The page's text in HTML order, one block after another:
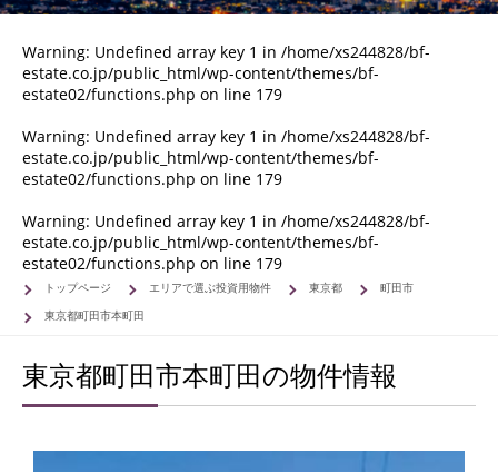
Warning: Undefined array key 1 in /home/xs244828/bf-
estate.co.jp/public_html/wp-content/themes/bf-
estate02/functions.php on line 179
Warning: Undefined array key 1 in /home/xs244828/bf-
estate.co.jp/public_html/wp-content/themes/bf-
estate02/functions.php on line 179
Warning: Undefined array key 1 in /home/xs244828/bf-
estate.co.jp/public_html/wp-content/themes/bf-
estate02/functions.php on line 179
トップページ エリアで選ぶ投資用物件 東京都
町田市
東京都町田市本町田
東京都町田市本町田の物件情報